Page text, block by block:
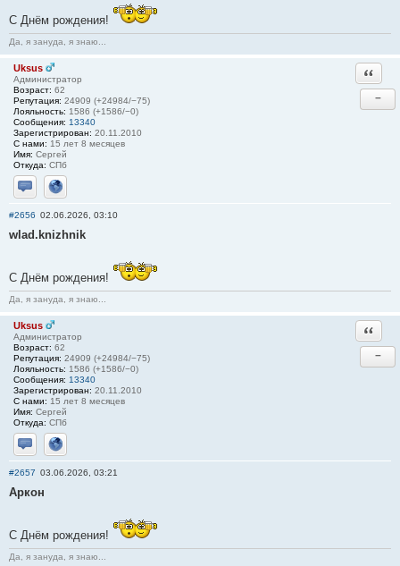
С Днём рождения!
Да, я зануда, я знаю...
Uksus
Администратор
Возраст: 62
Репутация: 24909 (+24984/−75)
Лояльность: 1586 (+1586/−0)
Сообщения: 13340
Зарегистрирован: 20.11.2010
С нами: 15 лет 8 месяцев
Имя: Сергей
Откуда: СПб
Отправить личное сообщение
Сайт
−
#2656 02.06.2026, 03:10
wlad.knizhnik
С Днём рождения!
Да, я зануда, я знаю...
Uksus
Администратор
Возраст: 62
Репутация: 24909 (+24984/−75)
Лояльность: 1586 (+1586/−0)
Сообщения: 13340
Зарегистрирован: 20.11.2010
С нами: 15 лет 8 месяцев
Имя: Сергей
Откуда: СПб
Отправить личное сообщение
Сайт
−
#2657 03.06.2026, 03:21
Аркон
С Днём рождения!
Да, я зануда, я знаю...